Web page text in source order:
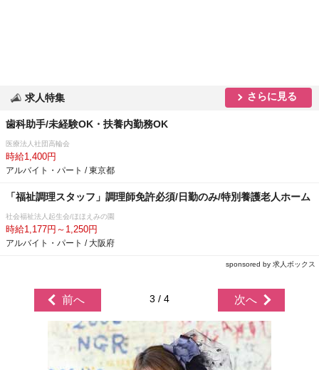
求人特集 さらに見る
歯科助手/未経験OK・扶養内勤務OK
医療法人社団高輪会
時給1,400円
アルバイト・パート / 東京都
「福祉調理スタッフ」調理師免許必須/日勤のみ/特別養護老人ホーム
社会福祉法人起生会/ほほえみの園
時給1,177円～1,250円
アルバイト・パート / 大阪府
sponsored by 求人ボックス
前へ 3 / 4 次へ